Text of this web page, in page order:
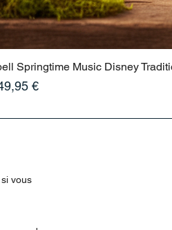
Springtime Music Disney
promotionnel
€
vous